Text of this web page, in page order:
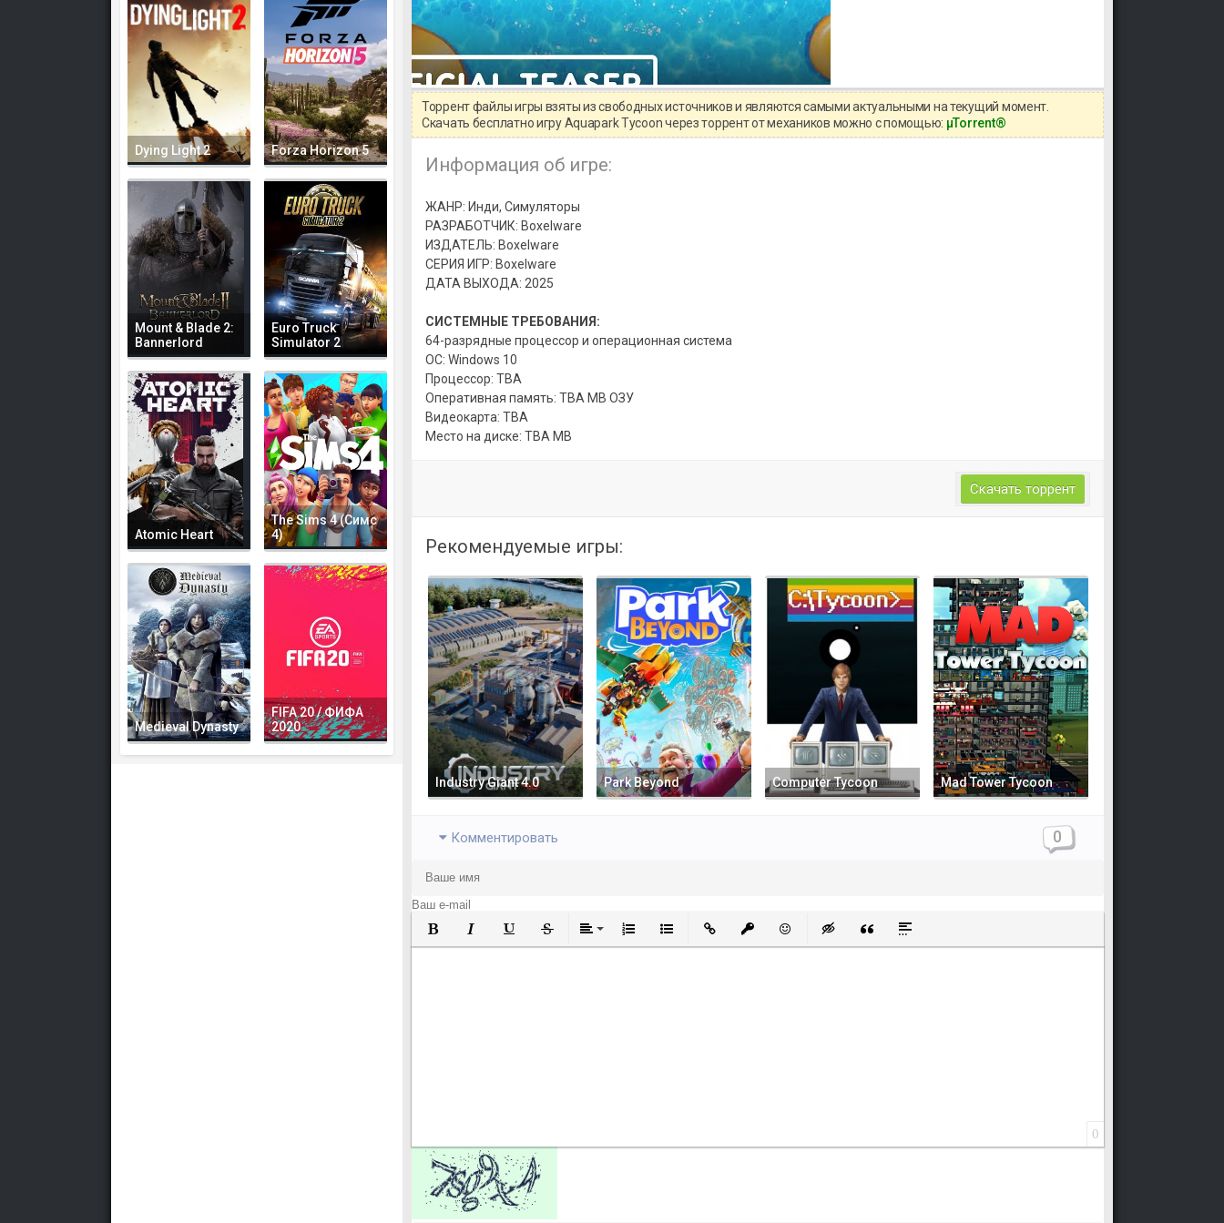
Торрент файлы игры взяты из свободных источников и являются самыми актуальными на текущий момент.
Скачать бесплатно игру Aquapark Tycoon через торрент от механиков можно с помощью: μTorrent®
Информация об игре:
ЖАНР: Инди, Симуляторы
РАЗРАБОТЧИК: Boxelware
ИЗДАТЕЛЬ: Boxelware
СЕРИЯ ИГР: Boxelware
ДАТА ВЫХОДА: 2025
СИСТЕМНЫЕ ТРЕБОВАНИЯ:
64-разрядные процессор и операционная система
ОС: Windows 10
Процессор: TBA
Оперативная память: TBA MB ОЗУ
Видеокарта: TBA
Место на диске: TBA MB
Скачать торрент
Рекомендуемые игры:
Industry Giant 4.0 Park Beyond Computer Tycoon Mad Tower Tycoon
Комментировать 0
Полужирный
КурсивПодчеркнутый
ЗачеркнутыйВыравнивание
Нумерованный список
Маркированный список
Вставить ссылку
Вставить защищенную ссылку
Вставить смайлик
Вставка скрытого текста
Вставка цитаты
Вставка спойлера
0
Dying Light 2 Forza Horizon 5
Mount & Blade 2:
Bannerlord
Euro Truck
Simulator 2
Atomic Heart
The Sims 4 (Симс
4)
Medieval Dynasty
FIFA 20 / ФИФА
2020